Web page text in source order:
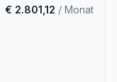
€ 2.801,12 / Monat